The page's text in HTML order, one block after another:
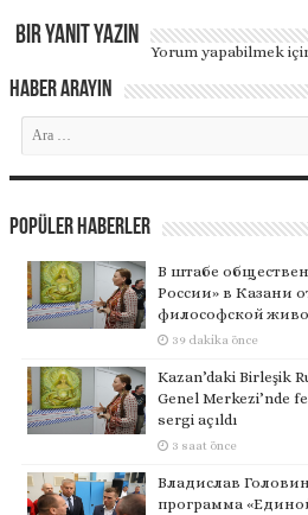
Bir yanıt yazın
Yorum yapabilmek
Haber Arayın
Popüler Haberler
В штабе
России» в Казани
философской
39 dakika önce
Kazan’daki Birleşik
Genel Merkezi’nde
sergi açıldı
3 saat önce
Владислав
программа